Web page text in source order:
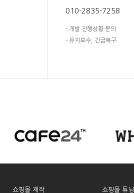
010-2835-7258
- 개발 진행상황 문의
- 유지보수, 긴급복구
쇼핑몰 제작 쇼핑몰 튜닝